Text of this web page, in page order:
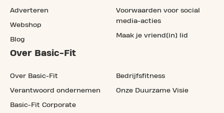
Adverteren
Webshop
Blog
Voorwaarden voor social
media-acties
Maak je vriend(in) lid
Over Basic-Fit
Over Basic-Fit
Verantwoord ondernemen
Basic-Fit Corporate
Bedrijfsfitness
Onze Duurzame Visie